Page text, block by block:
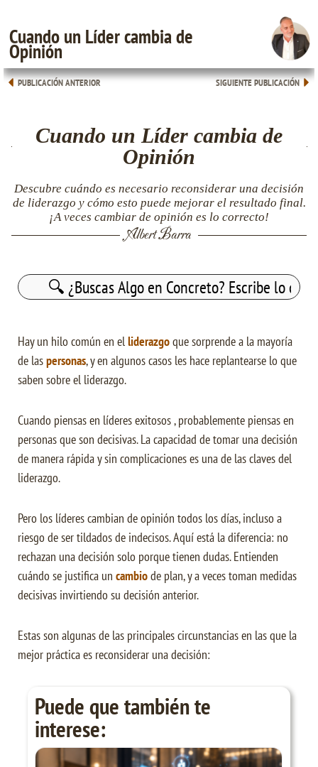
Cuando un Líder cambia de
Opinión
PUBLICACIÓN ANTERIOR SIGUIENTE PUBLICACIÓN
Cuando un Líder cambia de
Opinión
Descubre cuándo es necesario reconsiderar una decisión
de liderazgo y cómo esto puede mejorar el resultado final.
¡A veces cambiar de opinión es lo correcto!
Albert Barra
Buscar:
Hay un hilo común en elliderazgoque sorprende a la mayoría
de laspersonas, y en algunos casos les hace replantearse lo que
saben sobre el liderazgo.
Cuando piensas en líderes exitosos , probablemente piensas en
personas que son decisivas. La capacidad de tomar una decisión
de manera rápida y sin complicaciones es una de las claves del
liderazgo.
Pero los líderes cambian de opinión todos los días, incluso a
riesgo de ser tildados de indecisos.Aquí está la diferencia: no
rechazan una decisión solo porque tienen dudas. Entienden
cuándo se justifica un cambiode plan, ya veces toman medidas
decisivas invirtiendo su decisión anterior.
Estas son algunas de las principales circunstancias en las que la
mejor práctica es reconsiderar una decisión:
Puede que también te
interese: